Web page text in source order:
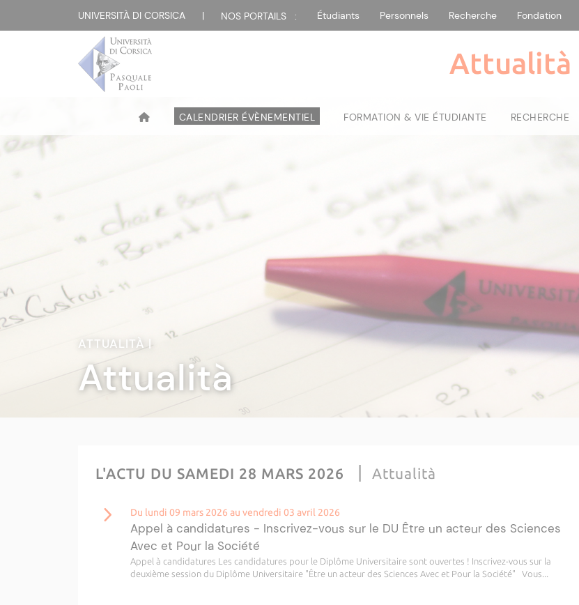
UNIVERSITÀ DI CORSICA | NOS PORTAILS : Étudiants Personnels Recherche Fondation
Attualità |
CALENDRIER ÉVÈNEMENTIEL FORMATION & VIE ÉTUDIANTE RECHERCHE
ATTUALITÀ |
Attualità
L'ACTU DU SAMEDI 28 MARS 2026 Attualità
Du lundi 09 mars 2026 au vendredi 03 avril 2026
Appel à candidatures - Inscrivez-vous sur le DU Être un acteur des Sciences
Avec et Pour la Société
Appel à candidatures Les candidatures pour le Diplôme Universitaire sont ouvertes ! Inscrivez-vous sur la
deuxième session du Diplôme Universitaire "Être un acteur des Sciences Avec et Pour la Société" Vous...